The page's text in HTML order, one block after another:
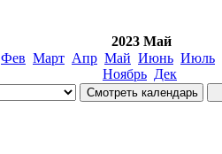
2023 Май
Фев Март Апр Май Июнь Июль
Ноябрь Дек